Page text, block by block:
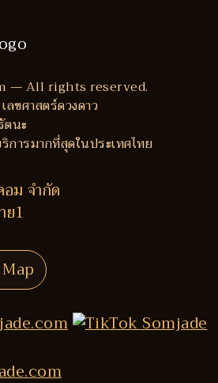
— All rights reserved.
ลขศาสตร์ดวงดาว
ตนะ
การมากที่สุดในประเทศไทย
ม จำกัด
1